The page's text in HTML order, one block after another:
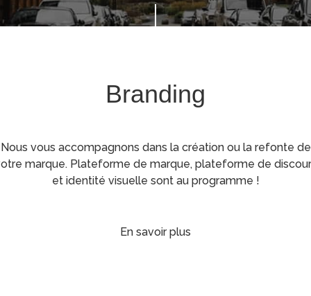
Branding
Nous vous accompagnons dans la création ou la refonte de
marque. Plateforme de marque, plateforme de
et identité visuelle sont au programme !
En savoir plus